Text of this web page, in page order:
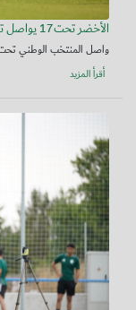
الأخضر تحت17 يواصل تدريباته ضمن معسكر الطائف
واصل المنتخب الوطني تحت 17 عامًا اليوم الثلاثاء تدريباته ضمن معسكره
أقرأ المزيد